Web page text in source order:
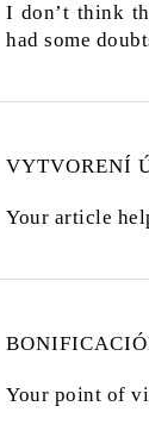
I don’t think
had some
VYTVORENÍ
Your article
Your point of